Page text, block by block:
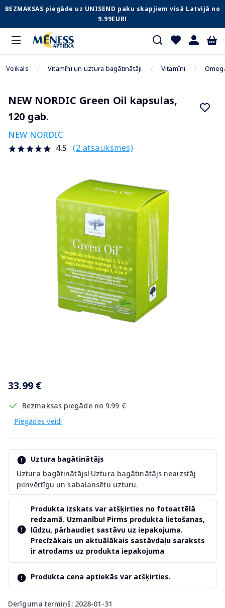
BEZMAKSAS piegāde uz UNISEND paku skapjiem visā Latvijā no
9.99EUR!
Veikals Vitamīni un uztura bagātinātāji Vitamīni
NEW NORDIC Green Oil kapsulas,
120 gab.
NEW NORDIC
4.5 (2 atsauksmes)
33.99 €
Bezmaksas piegāde no 9.99 €
Piegādes veidi
Derīguma termiņš: 2028-01-31
Uztura bagātinātājs
Uztura bagātinātājs! Uztura bagātinātājs neaizstāj
pilnvērtīgu un sabalansētu uzturu.
Produkta izskats var atšķirties no fotoattēlā
redzamā. Uzmanību! Pirms produkta lietošanas,
lūdzu, pārbaudiet sastāvu uz iepakojuma.
Precīzākais un aktuālākais sastāvdaļu saraksts
ir atrodams uz produkta iepakojuma
Produkta cena aptiekās var atšķirties.